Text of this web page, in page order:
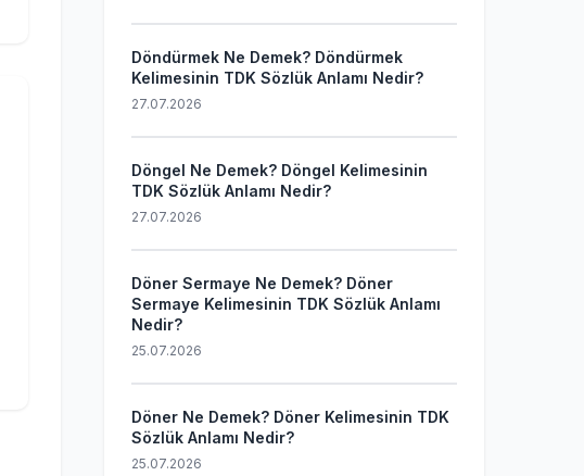
Döndürmek Ne Demek? Döndürmek
Kelimesinin TDK Sözlük Anlamı Nedir?
27.07.2026
Döngel Ne Demek? Döngel Kelimesinin
TDK Sözlük Anlamı Nedir?
27.07.2026
Döner Sermaye Ne Demek? Döner
Sermaye Kelimesinin TDK Sözlük Anlamı
Nedir?
25.07.2026
Döner Ne Demek? Döner Kelimesinin TDK
Sözlük Anlamı Nedir?
25.07.2026